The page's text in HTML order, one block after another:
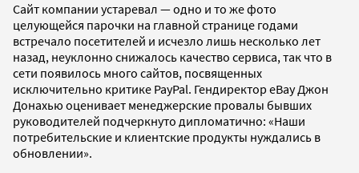
Сайт компании устаревал — одно и то же фото
целующейся парочки на главной странице годами
встречало посетителей и исчезло лишь несколько лет
назад, неуклонно снижалось качество сервиса, так что в
сети появилось много сайтов, посвященных
исключительно критике PayPal. Гендиректор eBay Джон
Донахью оценивает менеджерские провалы бывших
руководителей подчеркнуто дипломатично: «Наши
потребительские и клиентские продукты нуждались в
обновлении».